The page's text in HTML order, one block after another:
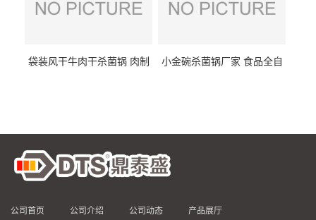
袋装风干牛肉干杀菌锅 肉制
小金碗杀菌锅厂家 食品全自
公司首页 公司介绍 公司动态 产品展厅